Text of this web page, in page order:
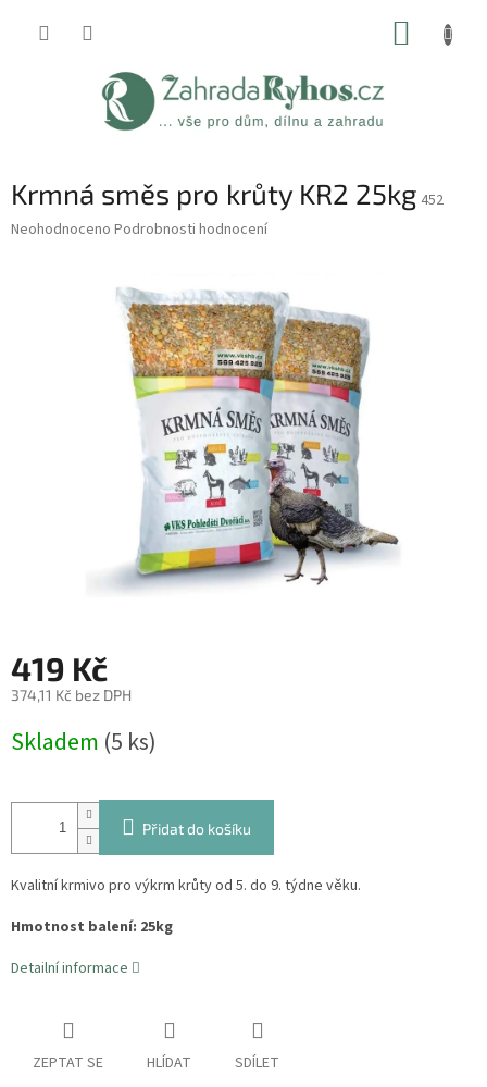
Krmná směs pro krůty KR2 25kg 452
Průměrné
Neohodnoceno Podrobnosti hodnocení
419 Kč
374,11 Kč bez DPH
cena:
Skladem (5 ks)
Přidat do košíku
Kvalitní krmivo pro výkrm krůty od 5. do 9. týdne věku.
Hmotnost balení: 25kg
Detailní informace
ZEPTAT SE HLÍDAT SDÍLET